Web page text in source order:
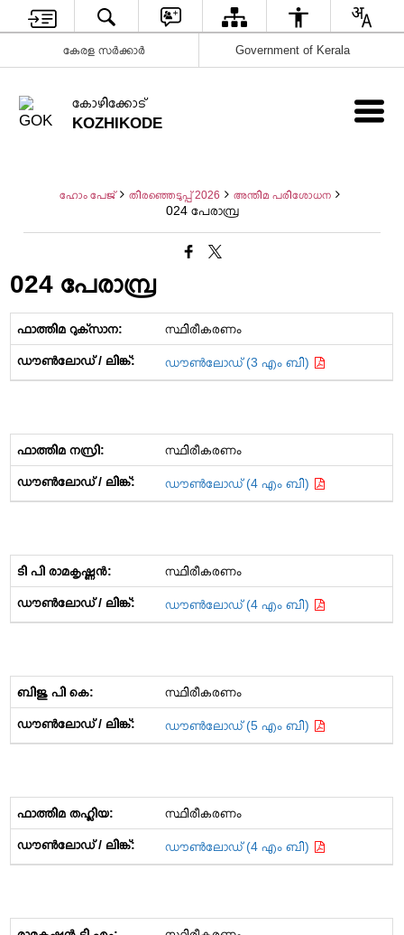
കേരള സർക്കാർ Government of Kerala
കോഴിക്കോട്
KOZHIKODE
ഹോം പേജ് തിരഞ്ഞെടുപ്പ് 2026 അന്തിമ പരിശോധന
024 പേരാമ്പ്ര
024 പേരാമ്പ്ര
സ്ഥിരീകരണം
ഡൗൺലോഡ് (3 എം ബി)
സ്ഥിരീകരണം
ഡൗൺലോഡ് (4 എം ബി)
സ്ഥിരീകരണം
ഡൗൺലോഡ് (4 എം ബി)
സ്ഥിരീകരണം
ഡൗൺലോഡ് (5 എം ബി)
സ്ഥിരീകരണം
ഡൗൺലോഡ് (4 എം ബി)